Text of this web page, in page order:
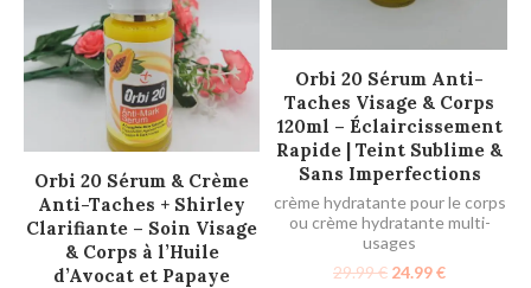
AJOUTER AU PANIER
Orbi 20 Sérum & Crème
Anti-Taches + Shirley
Clarifiante – Soin Visage
& Corps à l’Huile
d’Avocat et Papaye
AJOUTER AU PANIER
Orbi 20 Sérum Anti-
Taches Visage & Corps
120ml – Éclaircissement
Rapide | Teint Sublime &
Sans Imperfections
crème hydratante pour le corps
ou crème hydratante multi-
usages
29.99€ 24.99€